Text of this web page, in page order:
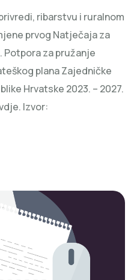
ribarstvu i ruralnom
prvog Natječaja za
Potpora za pružanje
plana Zajedničke
Hrvatske 2023. – 2027.
Izvor: